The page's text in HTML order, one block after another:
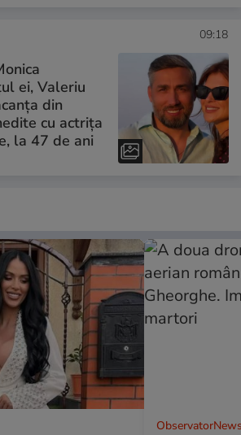
09:18
ei, Valeriu
din
cu actrița
la 47 de ani